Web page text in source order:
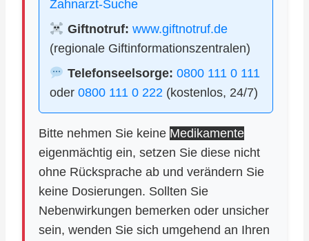
Zahnarzt-Suche
Giftnotruf: www.giftnotruf.de
(regionale Giftinformationszentralen)
Telefonseelsorge: 0800 111 0 111
oder 0800 111 0 222 (kostenlos, 24/7)
Bitte nehmen Sie keine Medikamente
eigenmächtig ein, setzen Sie diese nicht
ohne Rücksprache ab und verändern Sie
keine Dosierungen. Sollten Sie
Nebenwirkungen bemerken oder unsicher
sein, wenden Sie sich umgehend an Ihren